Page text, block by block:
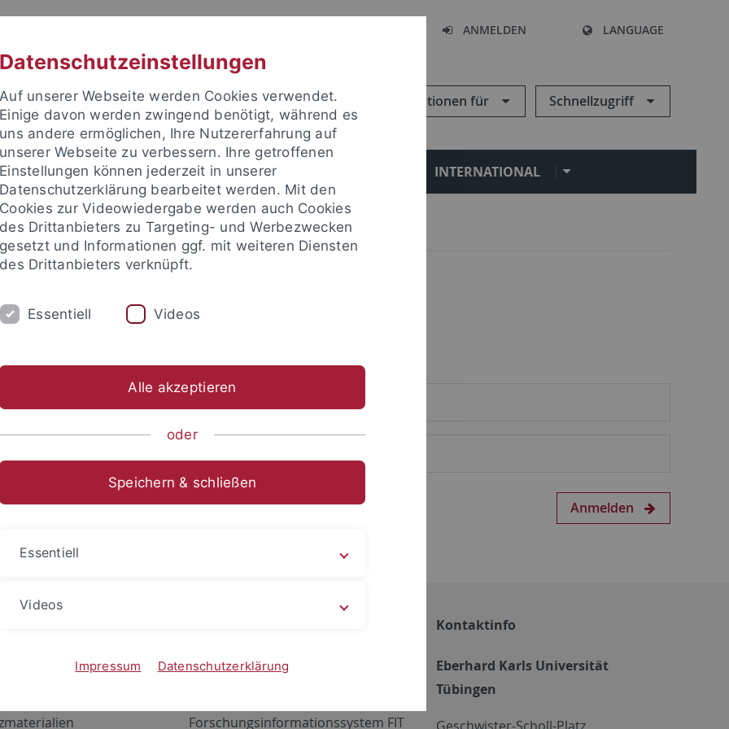
ANMELDEN LANGUAGE
Informationen für Schnellzugriff
FORSCHUNG EINRICHTUNGEN INTERNATIONAL
um sich anzumelden:
Anmelden
Netzwerk
ALMA
Forschungsinformationssystem FIT
Kontaktinfo
Eberhard Karls Universität
Tübingen
Datenschutzeinstellungen
Auf unserer Webseite werden Cookies verwendet.
Einige davon werden zwingend benötigt, während es
uns andere ermöglichen, Ihre Nutzererfahrung auf
unserer Webseite zu verbessern. Ihre getroffenen
Einstellungen können jederzeit in unserer
Datenschutzerklärung bearbeitet werden. Mit den
Cookies zur Videowiedergabe werden auch Cookies
des Drittanbieters zu Targeting- und Werbezwecken
gesetzt und Informationen ggf. mit weiteren Diensten
des Drittanbieters verknüpft.
Essentiell Videos
Alle akzeptieren
oder
Speichern & schließen
Essentiell
Videos
Impressum Datenschutzerklärung